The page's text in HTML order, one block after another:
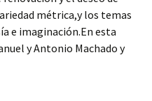
métrica,y los temas
e imaginación.En esta
y Antonio Machado y